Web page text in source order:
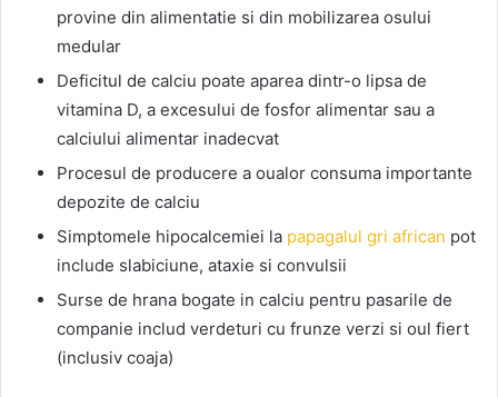
provine din alimentatie si din mobilizarea osului
medular
Deficitul de calciu poate aparea dintr-o lipsa de
vitamina D, a excesului de fosfor alimentar sau a
calciului alimentar inadecvat
Procesul de producere a oualor consuma importante
depozite de calciu
Simptomele hipocalcemiei la papagalul gri african pot
include slabiciune, ataxie si convulsii
Surse de hrana bogate in calciu pentru pasarile de
companie includ verdeturi cu frunze verzi si oul fiert
(inclusiv coaja)